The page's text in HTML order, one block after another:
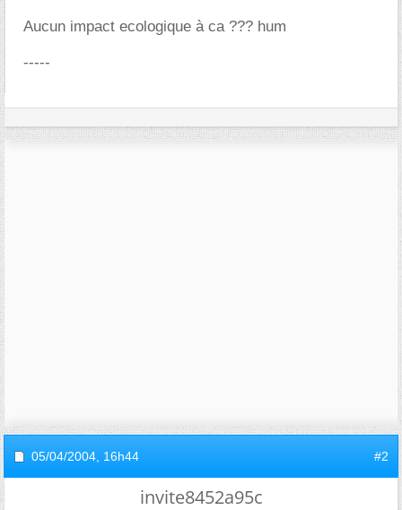
Aucun impact ecologique à ca ??? hum
-----
05/04/2004, 16h44 #2
invite8452a95c